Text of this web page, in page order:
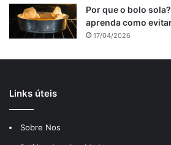
Por que o bolo
aprenda como
17/04/2026
Links úteis
Sobre Nos